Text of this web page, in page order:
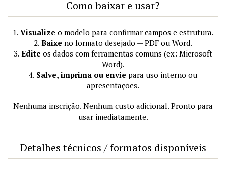
Como baixar e usar?
1. Visualize o modelo para confirmar campos e estrutura.
2. Baixe no formato desejado — PDF ou Word.
3. Edite os dados com ferramentas comuns (ex: Microsoft
Word).
4. Salve, imprima ou envie para uso interno ou
apresentações.
Nenhuma inscrição. Nenhum custo adicional. Pronto para
usar imediatamente.
Detalhes técnicos / formatos disponíveis